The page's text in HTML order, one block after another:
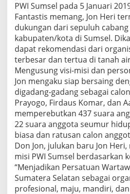
a
p
M
e
m
e
n
a
n
g
k
a
J
o
n
H
e
r
u
n
PWI Sumsel pada 5 Januari
Fantastis memang, Jon Heri
dukungan dari sepuluh cabang
kabupaten/kota di Sumsel.
dapat rekomendasi dari
terbesar dan tertua di tanah
Mengusung visi-misi dan
Jon mengaku siap bersaing
digadang-gadang sebagai
Prayogo, Firdaus Komar, dan
memperebutkan 437 suara
22 suara anggota seumur
biasa dan ratusan calon
Don Jon, julukan baru Jon
misi PWI Sumsel berdasarkan
“Menjadikan Persatuan
Sumatera Selatan sebagai
profesional, maju, mandiri,